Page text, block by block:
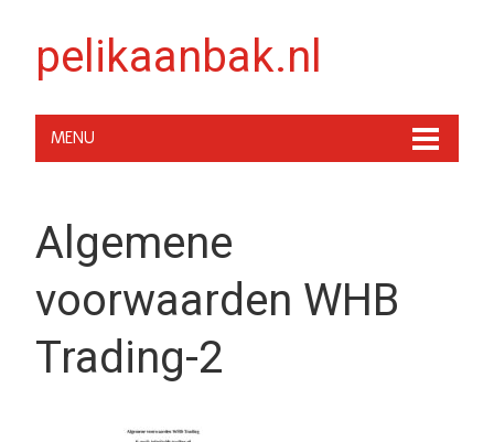
pelikaanbak.nl
MENU
Algemene
voorwaarden WHB
Trading-2